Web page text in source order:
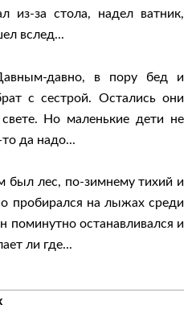
из-за стола, надел ватник,
вслед...
давно, в пору бед и
с сестрой. Остались они
Но маленькие дети не
да надо...
был лес, по-зимнему тихий и
пробирался на лыжах среди
поминутно останавливался и
ли где...